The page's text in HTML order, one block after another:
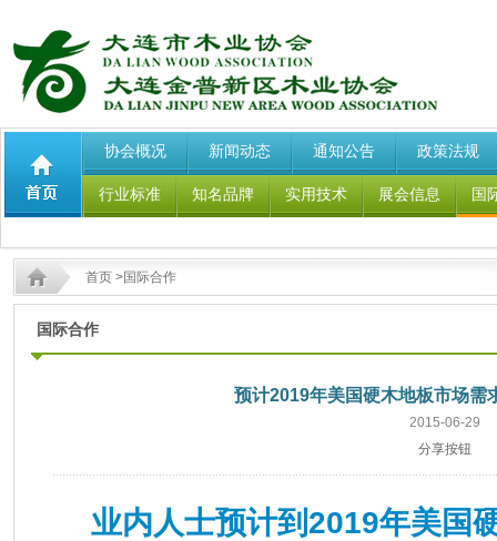
协会概况 新闻动态 通知公告 政策法规
行业标准 知名品牌 实用技术 展会信息 国
首页 >国际合作
国际合作
预计2019年美国硬木地板市场需
2015-06-29
分享按钮
业内人士预计到2019年美国